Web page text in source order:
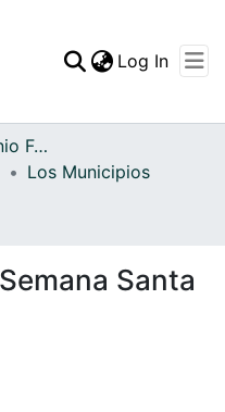
Statistics
Log In
Archivo del Patrimonio Fotográfico y Fílmico del Valle del Cauca
Los Municipios
Santa